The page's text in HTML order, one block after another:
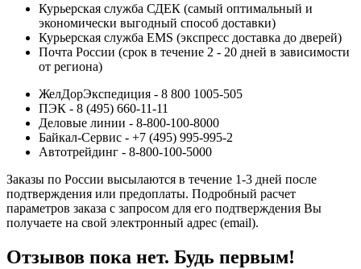
Курьерская служба СДЕК (самый оптимальный и
экономически выгодный способ доставки)
Курьерская служба EMS (экспресс доставка до дверей)
Почта России (срок в течение 2 - 20 дней в зависимости
от региона)
ЖелДорЭкспедиция - 8 800 1005-505
ПЭК - 8 (495) 660-11-11
Деловые линии - 8-800-100-8000
Байкал-Сервис - +7 (495) 995-995-2
Автотрейдинг - 8-800-100-5000
Заказы по России высылаются в течение 1-3 дней после
подтверждения или предоплаты. Подробный расчет
параметров заказа с запросом для его подтверждения Вы
получаете на свой электронный адрес (email).
Отзывов пока нет. Будь первым!